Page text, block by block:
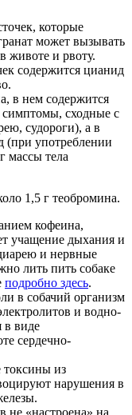
которые
может вызывать
животе и рвоту.
содержится цианид
в нем содержится
сходные с
судороги), а в
(при употреблении
массы тела
1,5 г теобромина.
кофеина,
учащение дыхания и
и нервные
лить пить собаке
подробно здесь.
в собачий организм
и водно-
в виде
сердечно-
из
нарушения в
не «настроена» на